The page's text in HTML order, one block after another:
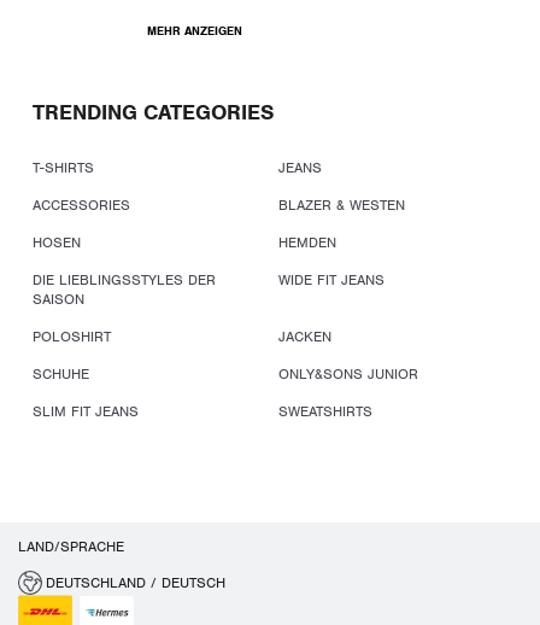
MEHR ANZEIGEN
TRENDING CATEGORIES
T-SHIRTS
JEANS
ACCESSORIES
BLAZER & WESTEN
HOSEN
HEMDEN
DIE LIEBLINGSSTYLES DER
SAISON
WIDE FIT JEANS
POLOSHIRT
JACKEN
SCHUHE
ONLY&SONS JUNIOR
SLIM FIT JEANS
SWEATSHIRTS
LAND/SPRACHE
DEUTSCHLAND / DEUTSCH